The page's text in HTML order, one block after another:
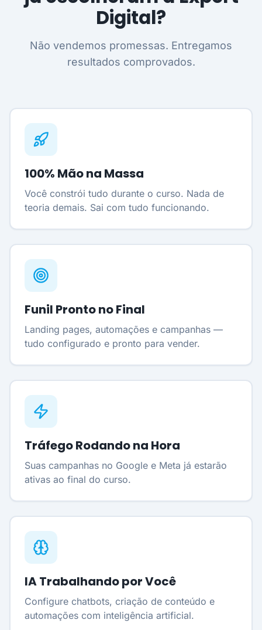
Digital?
Não vendemos promessas. Entregamos
resultados comprovados.
100% Mão na Massa
Você constrói tudo durante o curso. Nada de
teoria demais. Sai com tudo funcionando.
Funil Pronto no Final
Landing pages, automações e campanhas —
tudo configurado e pronto para vender.
Tráfego Rodando na Hora
Suas campanhas no Google e Meta já estarão
ativas ao final do curso.
IA Trabalhando por Você
Configure chatbots, criação de conteúdo e
automações com inteligência artificial.